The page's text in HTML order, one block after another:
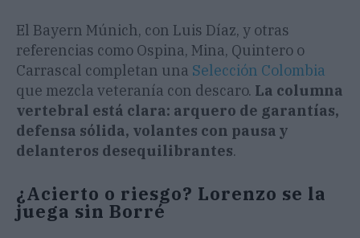
El Bayern Múnich, con Luis Díaz, y otras
referencias como Ospina, Mina, Quintero o
Carrascal completan una Selección Colombia
que mezcla veteranía con descaro. La columna
vertebral está clara: arquero de garantías,
defensa sólida, volantes con pausa y
delanteros desequilibrantes.
¿Acierto o riesgo? Lorenzo se la
juega sin Borré